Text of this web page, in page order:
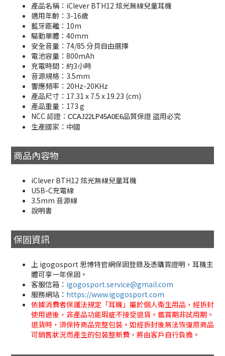
產品名稱：iClever BTH12 炫光無線兒童耳機
適用年齡：3-16歲
藍牙距離：10m
驅動單體：40mm
安全音量：74/85 分貝自由選擇
電池容量：800mAh
充電時間：約3小時
音源規格：3.5mm
響應頻率：20Hz-20KHz
產品尺寸：17.31 x 7.5 x 19.23 (cm)
產品重量：173 g
NCC 認證： CCAJ22LP45A0E6品質保證 盜用必究
生產國家：中國
商品內容物
iClever BTH12 炫光無線兒童耳機
USB-C充電線
3.5mm 音源線
說明書
保固資訊
上 igogosport 思博特官網保固登錄及憑購買證明，耳機主
體可享一年保固。
客服信箱： igogosport.service@gmail.com
服務網站： https://www.igogosport.com
依據消費者保護法規定「耳機」屬於個人衛生用品，經拆封
使用過後，非產品功能瑕疵不接受退貨。鑑賞期非試用期。
退貨時，須保持商品完整包裝。如經拆封後無法恢復原商品
可銷售狀況而產生的包裝整新費，將由客戶自行負擔。